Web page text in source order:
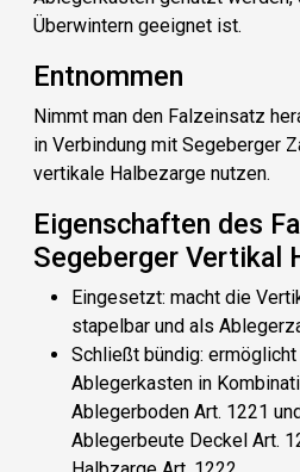
Überwintern geeignet ist.
Entnommen
Nimmt man den Falzeinsatz
in Verbindung mit Segeberger
vertikale Halbezarge nutzen.
Eigenschaften des
Segeberger Vertikal
Eingesetzt: macht die
stapelbar und als
Schließt bündig:
Ablegerkasten in
Ablegerboden Art. 1221
Ablegerbeute Deckel Art.